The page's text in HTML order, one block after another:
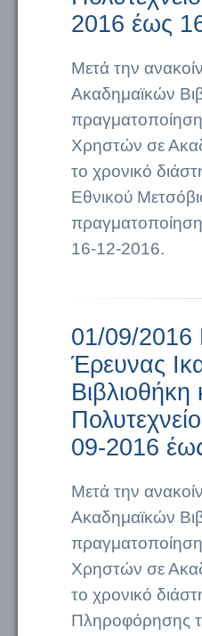
2016 έως
Μετά την
Ακαδημαϊκών
Χρηστών σε
το χρονικό
Εθνικού
16-12-2016.
01/09/2016
Έρευνας
09-2016
Μετά την
Ακαδημαϊκών
Χρηστών σε
το χρονικό
Πληροφόρησης